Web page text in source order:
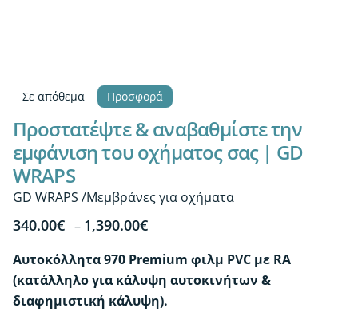
Σε απόθεμα Προσφορά
Προστατέψτε & αναβαθμίστε την
εμφάνιση του οχήματος σας | GD
WRAPS
GD WRAPS /Μεμβράνες για οχήματα
340.00€ – 1,390.00€Price
340.00€
through
1,390.00€
Αυτοκόλλητα 970 Premium φιλμ PVC με RA
(κατάλληλο για κάλυψη αυτοκινήτων &
διαφημιστική κάλυψη).